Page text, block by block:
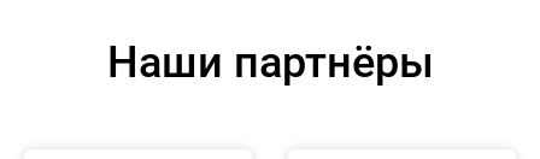
Наши партнёры